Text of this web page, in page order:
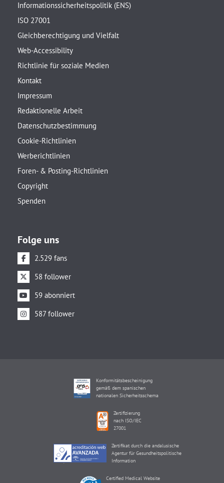
Informationssicherheitspolitik (ENS)
ISO 27001
Gleichberechtigung und Vielfalt
Web-Accessibility
Richtlinie für soziale Medien
Kontakt
Impressum
Redaktionelle Arbeit
Datenschutzbestimmung
Cookie-Richtlinien
Werberichtlinien
Foren- & Posting-Richtlinien
Copyright
Spenden
Folge uns
2.529 fans
58 follower
59 abonniert
587 follower
Konformitätsbescheinigung
gemäß dem spanischen
nationalen Sicherheitsschema
Zertifizierung
nach ISO/IEC
27001
Zertifikat durch die andalusische
Agentur für Gesundheitspolitische
Information
Certified Medical Website